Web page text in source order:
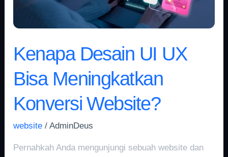
Kenapa Desain UI UX
Bisa Meningkatkan
Konversi Website?
website /AdminDeus
Pernahkah Anda mengunjungi sebuah website dan
Website?